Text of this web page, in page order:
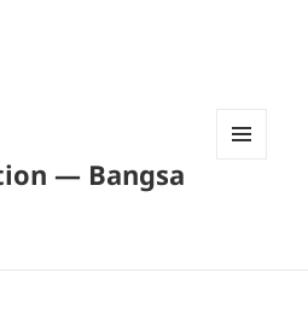
— Bangsa